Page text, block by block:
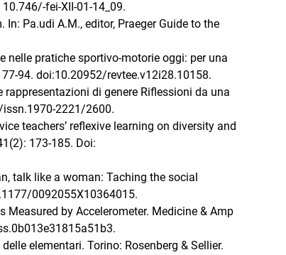
fei-XII-01-14_09.
Pa.udi A.M., editor, Praeger Guide to the
nelle pratiche sportivo-motorie oggi: per una
94. doi:10.20952/revtee.v12i28.10158.
rappresentazioni di genere Riflessioni da una
issn.1970-2221/2600.
teachers’ reflexive learning on diversity and
173-185. Doi:
talk like a woman: Taching the social
0092055X10364015.
Measured by Accelerometer. Medicine & Amp
elementari. Torino: Rosenberg & Sellier.